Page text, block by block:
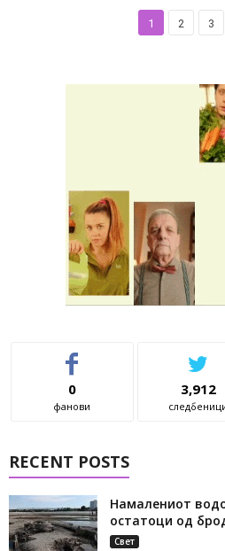
1 2 3
0
фанови
3,912
RECENT POSTS
Намалениот
остатоци од
Свет